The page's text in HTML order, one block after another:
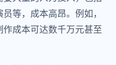
等，成本高昂。例如，
成本可达数千万元甚至